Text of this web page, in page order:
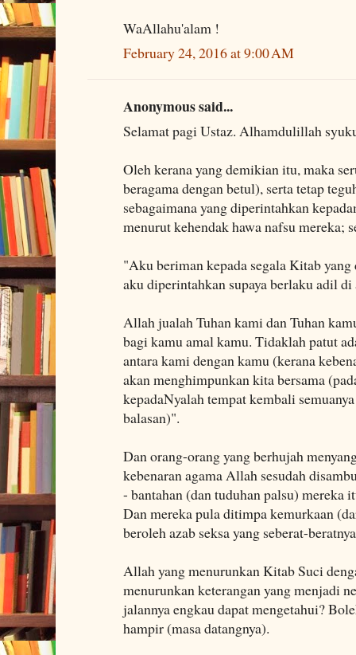
WaAllahu'alam !
February 24, 2016 at 9:00 AM
Anonymous said...
Selamat pagi Ustaz. Alhamdulillah
Oleh kerana yang demikian itu, maka
beragama dengan betul), serta tetap
sebagaimana yang diperintahkan
menurut kehendak hawa nafsu mereka;
"Aku beriman kepada segala Kitab
aku diperintahkan supaya berlaku adil di
Allah jualah Tuhan kami dan Tuhan
bagi kamu amal kamu. Tidaklah patut
antara kami dengan kamu (kerana
akan menghimpunkan kita bersama
kepadaNyalah tempat kembali
balasan)".
Dan orang-orang yang berhujah
kebenaran agama Allah sesudah
- bantahan (dan tuduhan palsu) mereka
Dan mereka pula ditimpa kemurkaan
beroleh azab seksa yang seberat-
Allah yang menurunkan Kitab Suci
menurunkan keterangan yang menjadi
jalannya engkau dapat mengetahui?
hampir (masa datangnya).